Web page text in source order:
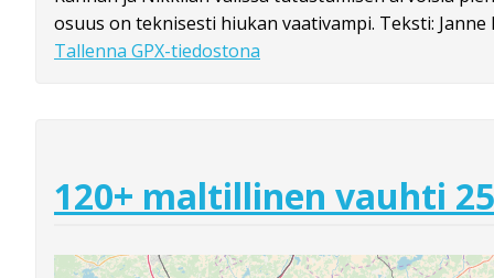
osuus on teknisesti hiukan vaativampi. Teksti: Janne
Tallenna GPX-tiedostona
120+ maltillinen vauhti